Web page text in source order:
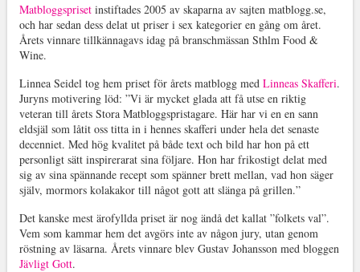
Matbloggsprisetinstiftades 2005 av skaparna av sajten matblogg.se,
och har sedan dess delat ut priser i sex kategorier en gång om året.
Årets vinnare tillkännagavs idag på branschmässan Sthlm Food &
Wine.
Linnea Seidel tog hem priset för årets matblogg med Linneas Skafferi.
Juryns motivering löd: ”Vi är mycket glada att få utse en riktig
veteran till årets Stora Matbloggspristagare. Här har vi en en sann
eldsjäl som låtit oss titta in i hennes skafferi under hela det senaste
decenniet. Med hög kvalitet på både text och bild har hon på ett
personligt sätt inspirerarat sina följare. Hon har frikostigt delat med
sig av sina spännande recept som spänner brett mellan, vad hon säger
själv, mormors kolakakor till något gott att slänga på grillen.”
Det kanske mest ärofyllda priset är nog ändå det kallat ”folkets val”.
Vem som kammar hem det avgörs inte av någon jury, utan genom
röstning av läsarna. Årets vinnare blev Gustav Johansson med bloggen
Jävligt Gott.